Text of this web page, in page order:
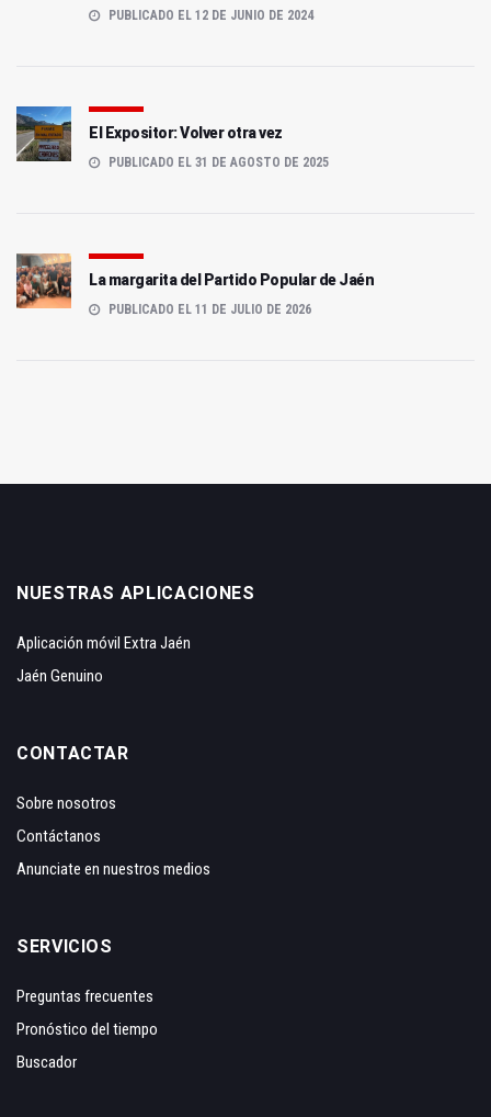
PUBLICADO EL 12 DE JUNIO DE 2024
El Expositor: Volver otra vez
PUBLICADO EL 31 DE AGOSTO DE 2025
La margarita del Partido Popular de Jaén
PUBLICADO EL 11 DE JULIO DE 2026
NUESTRAS APLICACIONES
Aplicación móvil Extra Jaén
Jaén Genuino
CONTACTAR
Sobre nosotros
Contáctanos
Anunciate en nuestros medios
SERVICIOS
Preguntas frecuentes
Pronóstico del tiempo
Buscador